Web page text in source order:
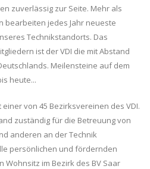
zuverlässig zur Seite. Mehr als
bearbeiten jedes Jahr neueste
Technikstandorts. Das
ist der VDI die mit Abstand
Meilensteine auf dem
heute...
von 45 Bezirksvereinen des VDI.
zuständig für die Betreuung von
anderen an der Technik
persönlichen und fördernden
Wohnsitz im Bezirk des BV Saar